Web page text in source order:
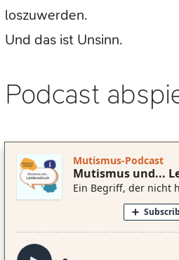
loszuwerden.
Und das ist Unsinn.
Podcast